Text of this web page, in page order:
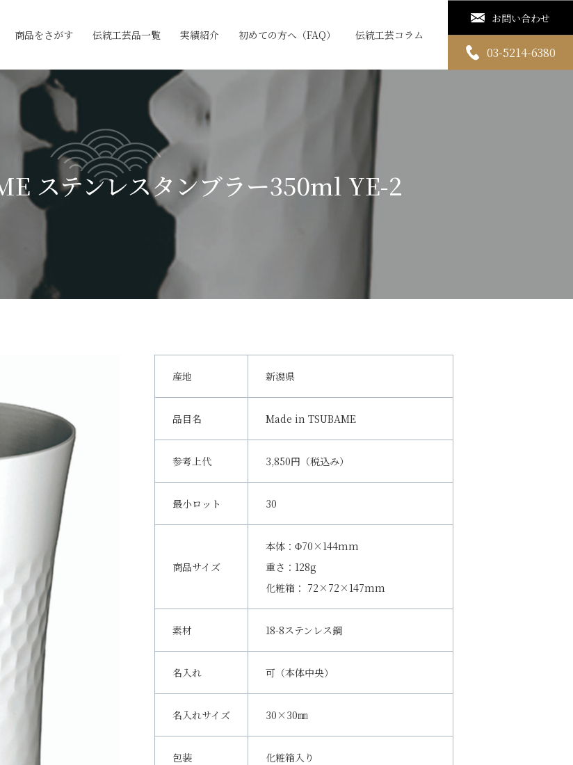
商品をさがす 伝統工芸品一覧 実績紹介 初めての方へ（FAQ） 伝統工芸コラム
お問い合わせ
03-5214-6380
ステンレスタンブラー350ml YE-2
産地 新潟県
品目名 Made in TSUBAME
参考上代 3,850円（税込み）
最小ロット 30
商品サイズ
本体：Φ70×144mm
重さ：128g
化粧箱： 72×72×147mm
素材 18-8ステンレス鋼
名入れ 可（本体中央）
名入れサイズ 30×30㎜
包装 化粧箱入り